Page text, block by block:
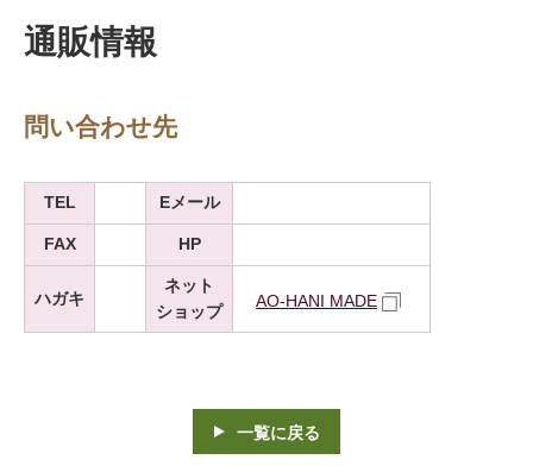
通販情報
問い合わせ先
TEL Eメール
FAX HP
ハガキ
ネット
ショップ
AO-HANI MADE
一覧に戻る